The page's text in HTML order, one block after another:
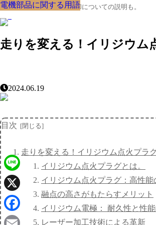
クルマの大辞典、購入･売却についての説明も。
走りを変える！イリジウム
電機部品に関する用語
2024.06.19
目次
走りを変える！イリジウム点火プラ
イリジウム点火プラグとは。
イリジウム点火プラグ：高性能
融点の高さがもたらすメリット
イリジウム電極： 耐久性と性
レーザー加工技術による革新
電機部品に関する用語
電機部品に関する用語
電機部品に関する用語
電機部品に関する用語
電機部品に関する用語
電機部品に関する用語
電機部品に関する用語
電機部品に関する用語
Line
X
Facebook